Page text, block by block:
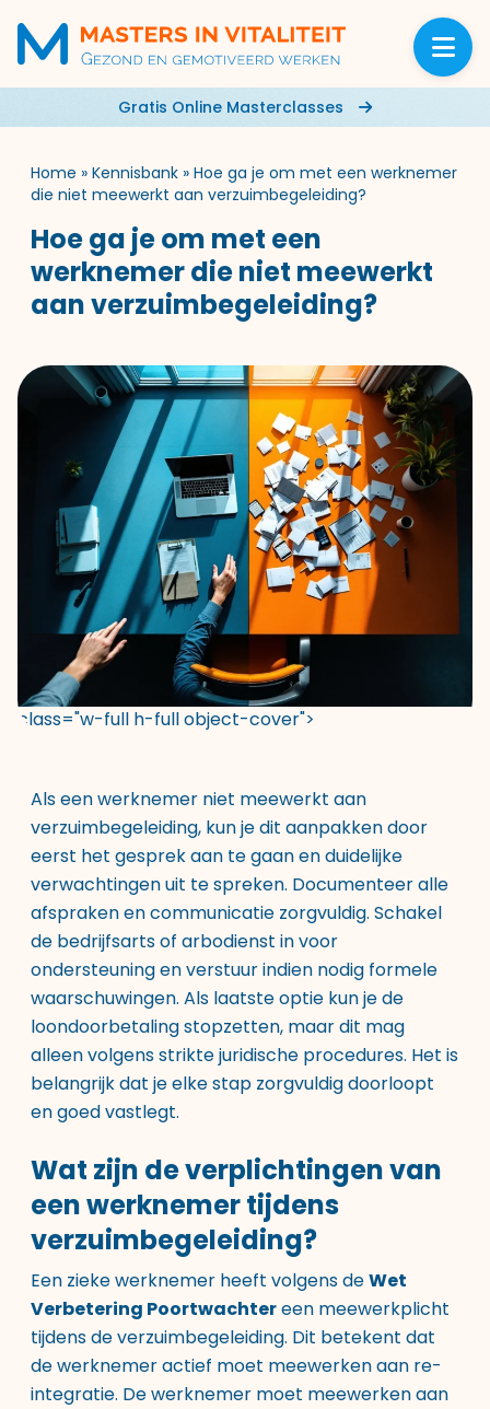
Gratis Online Masterclasses
Home » Kennisbank » Hoe ga je om met een werknemer
die niet meewerkt aan verzuimbegeleiding?
Hoe ga je om met een
werknemer die niet meewerkt
aan verzuimbegeleiding?
class="w-full h-full object-cover">
Als een werknemer niet meewerkt aan
verzuimbegeleiding, kun je dit aanpakken door
eerst het gesprek aan te gaan en duidelijke
verwachtingen uit te spreken. Documenteer alle
afspraken en communicatie zorgvuldig. Schakel
de bedrijfsarts of arbodienst in voor
ondersteuning en verstuur indien nodig formele
waarschuwingen. Als laatste optie kun je de
loondoorbetaling stopzetten, maar dit mag
alleen volgens strikte juridische procedures. Het is
belangrijk dat je elke stap zorgvuldig doorloopt
en goed vastlegt.
Wat zijn de verplichtingen van
een werknemer tijdens
verzuimbegeleiding?
Een zieke werknemer heeft volgens deWet
Verbetering Poortwachtereen meewerkplicht
tijdens de verzuimbegeleiding. Dit betekent dat
de werknemer actief moet meewerken aan re-
integratie. De werknemer moet meewerken aan